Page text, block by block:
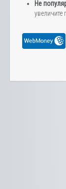
Не
увеличите